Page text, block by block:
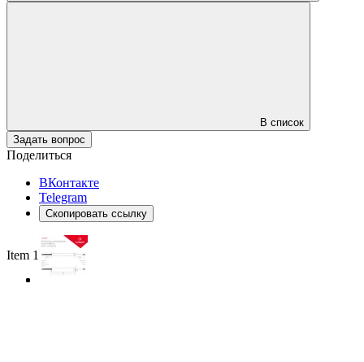
В список
Задать вопрос
Поделиться
ВКонтакте
Telegram
Скопировать ссылку
Item 1 of 3